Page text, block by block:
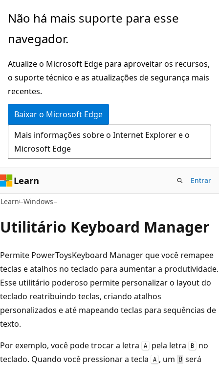
Pular
o
principal
Não há mais suporte para esse
navegador.
Atualize o Microsoft Edge para aproveitar os recursos,
o suporte técnico e as atualizações de segurança mais
recentes.
Baixar o Microsoft Edge
Mais informações sobre o Internet Explorer e o
Microsoft Edge
Learn Entrar
Learn Windows
Utilitário Keyboard Manager
Permite PowerToysKeyboard Manager que você remapee
teclas e atalhos no teclado para aumentar a produtividade.
Esse utilitário poderoso permite personalizar o layout do
teclado reatribuindo teclas, criando atalhos
personalizados e até mapeando teclas para sequências de
texto.
Por exemplo, você pode trocar a letra
A pela letra B
no
teclado. Quando você pressionar a tecla
A , um B será